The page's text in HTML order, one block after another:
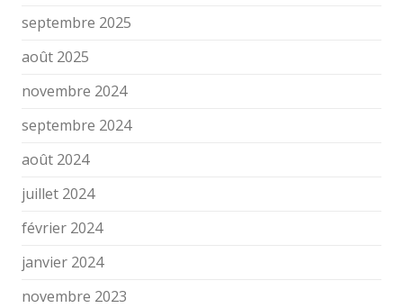
septembre 2025
août 2025
novembre 2024
septembre 2024
août 2024
juillet 2024
février 2024
janvier 2024
novembre 2023